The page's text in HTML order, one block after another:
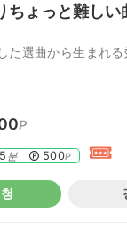
ちょっと難しい
た選曲から生まれ
P
분 500P